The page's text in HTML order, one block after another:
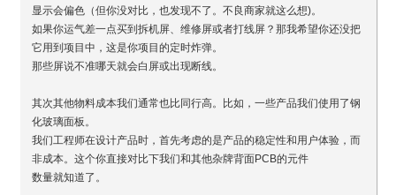
显示会偏色（但你没对比，也发现不了。不良商家就这么想)。
如果你运气差一点买到拆机屏、维修屏或者打线屏？那我希望你还没把
它用到项目中，这是你项目的定时炸弹。
那些屏说不准哪天就会白屏或出现断线。
其次其他物料成本我们通常也比同行高。比如，一些产品我们使用了钢
化玻璃面板。
我们工程师在设计产品时，首先考虑的是产品的稳定性和用户体验，而
非成本。这个你直接对比下我们和其他杂牌背面PCB的元件
数量就知道了。